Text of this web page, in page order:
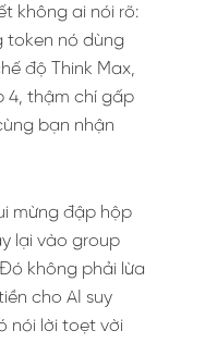
không ai nói rõ:
token nó dùng
độ Think Max,
4, thậm chí gấp
bạn nhận
mừng đập hộp
lại vào group
không phải lừa
cho AI suy
nói lời toẹt vời